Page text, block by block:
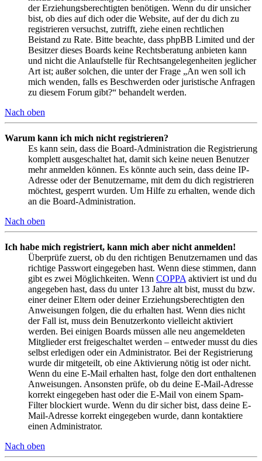
der Erziehungsberechtigten benötigen. Wenn du dir unsicher
bist, ob dies auf dich oder die Website, auf der du dich zu
registrieren versuchst, zutrifft, ziehe einen rechtlichen
Beistand zu Rate. Bitte beachte, dass phpBB Limited und der
Besitzer dieses Boards keine Rechtsberatung anbieten kann
und nicht die Anlaufstelle für Rechtsangelegenheiten jeglicher
Art ist; außer solchen, die unter der Frage „An wen soll ich
mich wenden, falls es Beschwerden oder juristische Anfragen
zu diesem Forum gibt?“ behandelt werden.
Nach oben
Warum kann ich mich nicht registrieren?
Es kann sein, dass die Board-Administration die Registrierung
komplett ausgeschaltet hat, damit sich keine neuen Benutzer
mehr anmelden können. Es könnte auch sein, dass deine IP-
Adresse oder der Benutzername, mit dem du dich registrieren
möchtest, gesperrt wurden. Um Hilfe zu erhalten, wende dich
an die Board-Administration.
Nach oben
Ich habe mich registriert, kann mich aber nicht anmelden!
Überprüfe zuerst, ob du den richtigen Benutzernamen und das
richtige Passwort eingegeben hast. Wenn diese stimmen, dann
gibt es zwei Möglichkeiten. Wenn COPPA aktiviert ist und du
angegeben hast, dass du unter 13 Jahre alt bist, musst du bzw.
einer deiner Eltern oder deiner Erziehungsberechtigten den
Anweisungen folgen, die du erhalten hast. Wenn dies nicht
der Fall ist, muss dein Benutzerkonto vielleicht aktiviert
werden. Bei einigen Boards müssen alle neu angemeldeten
Mitglieder erst freigeschaltet werden – entweder musst du dies
selbst erledigen oder ein Administrator. Bei der Registrierung
wurde dir mitgeteilt, ob eine Aktivierung nötig ist oder nicht.
Wenn du eine E-Mail erhalten hast, folge den dort enthaltenen
Anweisungen. Ansonsten prüfe, ob du deine E-Mail-Adresse
korrekt eingegeben hast oder die E-Mail von einem Spam-
Filter blockiert wurde. Wenn du dir sicher bist, dass deine E-
Mail-Adresse korrekt eingegeben wurde, dann kontaktiere
einen Administrator.
Nach oben